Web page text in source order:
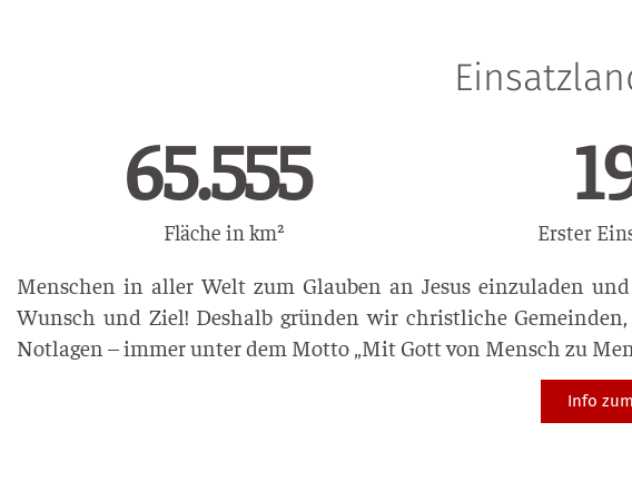
Fläche in km²
112.905
Erster
Menschen in aller Welt zum Glauben an Jesus einzuladen
Wunsch und Ziel! Deshalb gründen wir christliche
Notlagen – immer unter dem Motto „Mit Gott von Mensch zu
Info